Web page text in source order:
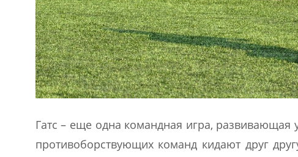
Гатс – еще одна командная игра,
противоборствующих команд кидают друг